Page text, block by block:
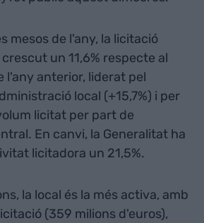
mesos de l'any, la licitació
un 11,6% respecte al
l'any anterior, liderat pel
local (+15,7%) i per
licitat per part de
En canvi, la Generalitat ha
licitadora un 21,5%.
la local és la més activa, amb
(359 milions d'euros),